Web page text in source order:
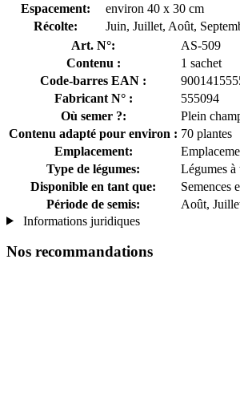
Espacement:
environ 40 x 30 cm
Récolte:
Juin, Juillet, Août,
Art. N°:
AS-509
Contenu :
1 sachet
Code-barres EAN :
Fabricant N° :
555094
Où semer ?:
Plein
Contenu adapté pour environ : 70 plantes
Emplacement:
Type de légumes:
Légumes à
Disponible en tant que:
Semences
Période de semis:
Août,
Informations juridiques
Nos recommandations